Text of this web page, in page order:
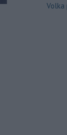
Volka